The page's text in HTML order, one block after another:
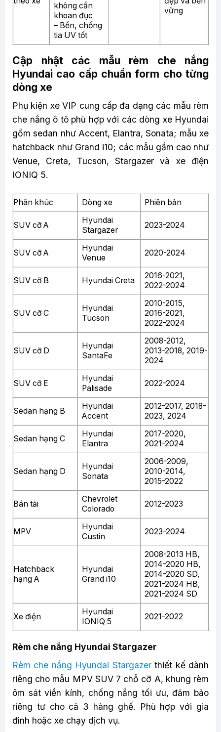
không cần
khoan đục
– Bền, chống
tia UV tốt
vững
Cập nhật các mẫu rèm che nắng
Hyundai cao cấp chuẩn form cho từng
dòng xe
Phụ kiện xe VIP cung cấp đa dạng các mẫu rèm
che nắng ô tô phù hợp với các dòng xe Hyundai
gồm sedan như Accent, Elantra, Sonata; mẫu xe
hatchback như Grand i10; các mẫu gầm cao như
Venue, Creta, Tucson, Stargazer và xe điện
IONIQ 5.
Phân khúc Dòng xe Phiên bản
SUV cỡ A
Hyundai
Stargazer
2023-2024
SUV cỡ A
Hyundai
Venue
2020-2024
SUV cỡ B Hyundai Creta
2016-2021,
2022-2024
SUV cỡ C
Hyundai
Tucson
2010-2015,
2016-2021,
2022-2024
SUV cỡ D
Hyundai
SantaFe
2008-2012,
2013-2018, 2019-
2024
SUV cỡ E
Hyundai
Palisade
2022-2024
Sedan hạng B
Hyundai
Accent
2012-2017, 2018-
2023, 2024
Sedan hạng C
Hyundai
Elantra
2017-2020,
2021-2024
Sedan hạng D
Hyundai
Sonata
2006-2009,
2010-2014,
2015-2022
Bán tải
Chevrolet
Colorado
2012-2023
MPV
Hyundai
Custin
2023-2024
Hatchback
hạng A
Hyundai
Grand i10
2008-2013 HB,
2014-2020 HB,
2014-2020 SD,
2021-2024 HB,
2021-2024 SD
Xe điện
Hyundai
IONIQ 5
2021-2022
Rèm che nắng Hyundai Stargazer
Rèm che nắng Hyundai Stargazerthiết kế dành
riêng cho mẫu MPV SUV 7 chỗ cỡ A, khung rèm
ôm sát viền kính, chống nắng tối ưu, đảm bảo
riêng tư cho cả 3 hàng ghế. Phù hợp với gia
đình hoặc xe chạy dịch vụ.